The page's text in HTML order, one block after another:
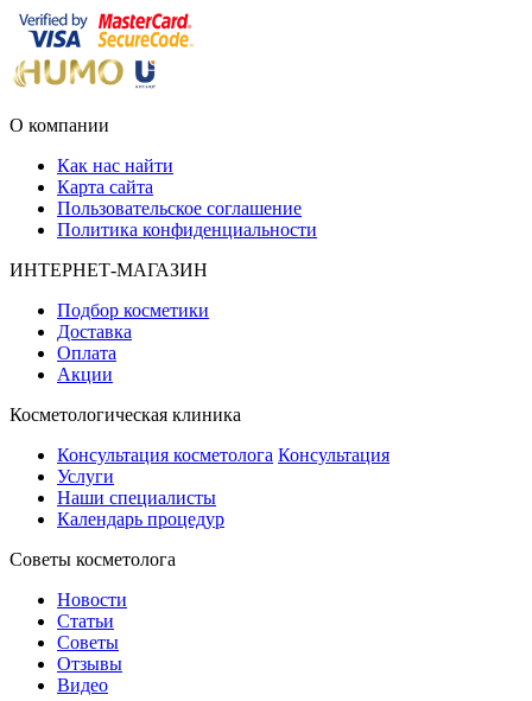
О компании
Как нас найти
Карта сайта
Пользовательское соглашение
Политика конфиденциальности
ИНТЕРНЕТ-МАГАЗИН
Подбор косметики
Доставка
Оплата
Акции
Косметологическая клиника
Консультация косметолога Консультация
Услуги
Наши специалисты
Календарь процедур
Cоветы косметолога
Новости
Статьи
Советы
Отзывы
Видео